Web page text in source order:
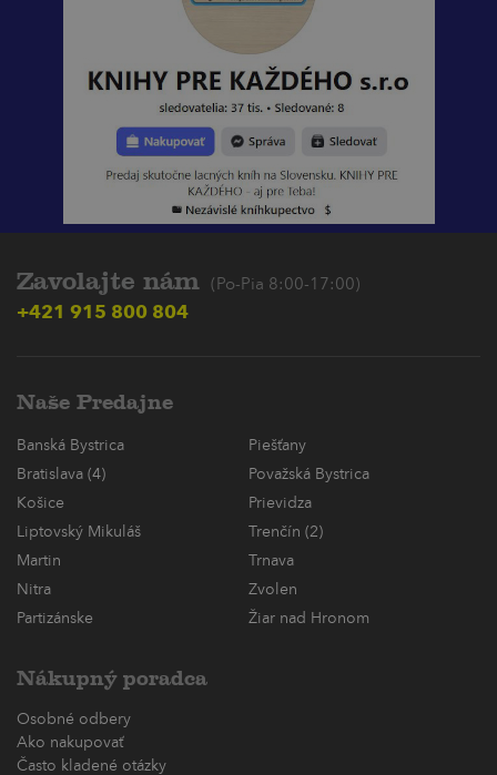
Zavolajte nám (Po-Pia 8:00-17:00)
+421 915 800 804
Naše Predajne
Banská Bystrica
Piešťany
Bratislava (4)
Považská Bystrica
Košice
Prievidza
Liptovský Mikuláš
Trenčín (2)
Martin
Trnava
Nitra
Zvolen
Partizánske
Žiar nad Hronom
Nákupný poradca
Osobné odbery
Ako nakupovať
Často kladené otázky